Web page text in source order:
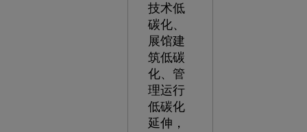
技术低
碳化、
展馆建
筑低碳
化、管
理运行
低碳化
延伸，